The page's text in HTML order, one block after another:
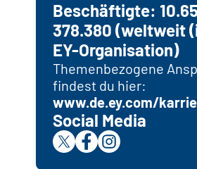
Beschäftigte:
378.380 (weltweit
EY-Organisation)
Themenbezogene
findest du hier:
www.de.ey.com/
Social Media